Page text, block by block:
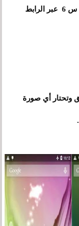
ثانيا تحميل الصور المتحركة لهاتف غالاكسي س 6 عبر الرابط
وتحتار أي صورة